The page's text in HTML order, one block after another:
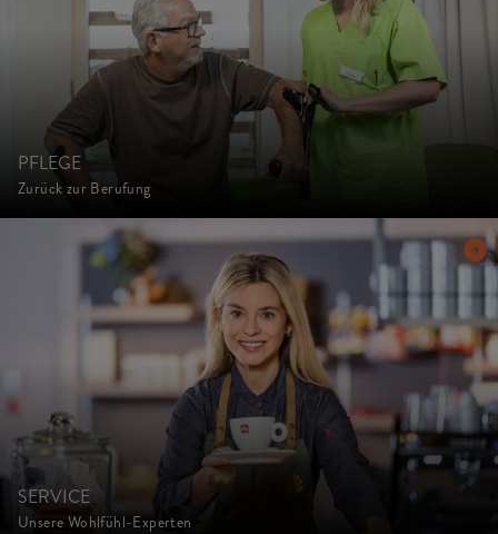
PFLEGE
Zurück zur Berufung
SERVICE
Unsere Wohlfühl-Experten